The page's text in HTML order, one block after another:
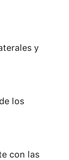
y
los
con las